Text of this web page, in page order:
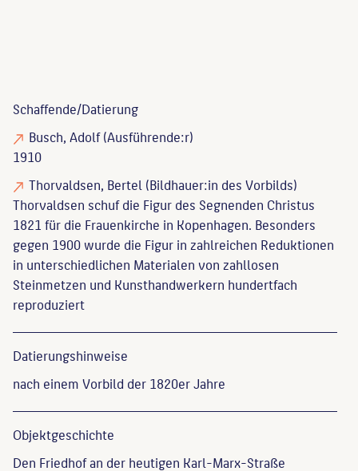
Schaffende/Datierung
Busch, Adolf(Ausführende:r)
1910
Thorvaldsen, Bertel(Bildhauer:in des Vorbilds)
Thorvaldsen schuf die Figur des Segnenden Christus
1821 für die Frauenkirche in Kopenhagen. Besonders
gegen 1900 wurde die Figur in zahlreichen Reduktionen
in unterschiedlichen Materialen von zahllosen
Steinmetzen und Kunsthandwerkern hundertfach
reproduziert
Datierungs­hinweise
nach einem Vorbild der 1820er Jahre
Objekt­geschichte
Den Friedhof an der heutigen Karl-Marx-Straße